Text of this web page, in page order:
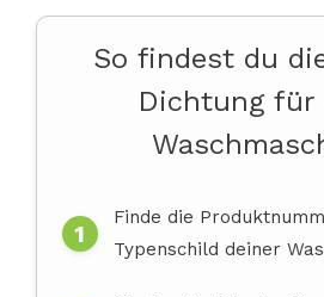
So findest du
Dichtung für
Finde die
Typenschild deiner